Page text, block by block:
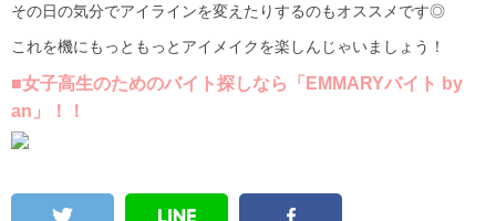
その日の気分でアイラインを変えたりするのもオススメです◎
これを機にもっともっとアイメイクを楽しんじゃいましょう！
■女子高生のためのバイト探しなら「EMMARYバイト by
an」！！